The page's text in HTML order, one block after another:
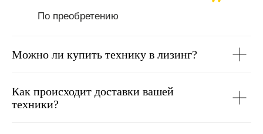
По преобретению
Можно ли купить технику в лизинг?
Как происходит доставки вашей
техники?